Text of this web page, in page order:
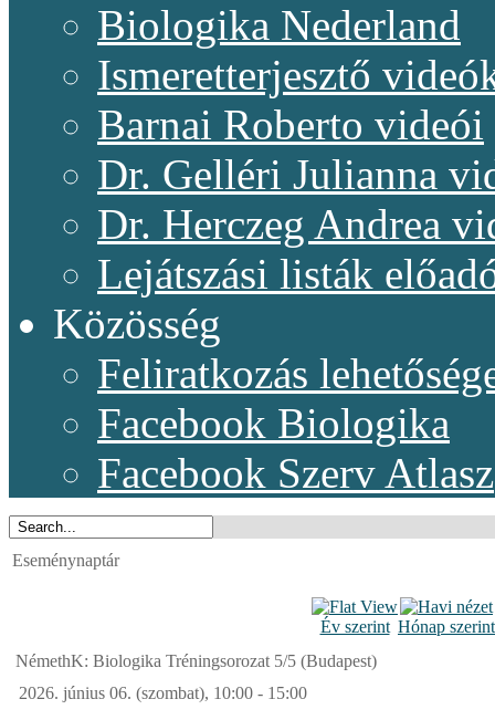
Biologika Nederland
Ismeretterjesztő
Barnai Roberto videói
Dr. Gelléri Julianna
Dr. Herczeg Andrea
Lejátszási listák
Közösség
Feliratkozás
Facebook Biologika
Facebook Szerv Atlasz
Eseménynaptár
Év szerint Hónap szerint
NémethK: Biologika Tréningsorozat 5/5 (Budapest)
2026. június 06. (szombat), 10:00 - 15:00